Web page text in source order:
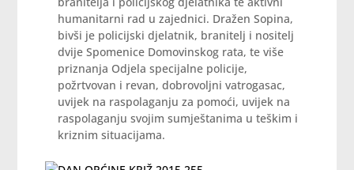
humanitarni rad u zajednici. Dražen Sopina,
bivši je policijski djelatnik, branitelj i nositelj
dvije Spomenice Domovinskog rata, te više
priznanja Odjela specijalne policije,
požrtvovan i revan, dobrovoljni vatrogasac,
uvijek na raspolaganju za pomoći, uvijek na
raspolaganju svojim sumještanima u teškim i
kriznim situacijama.